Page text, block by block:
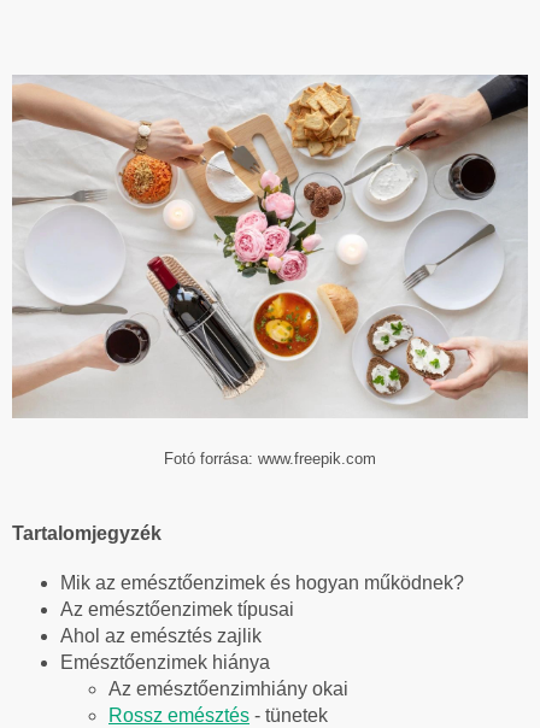
Fotó forrása: www.freepik.com
Tartalomjegyzék
Mik az emésztőenzimek és hogyan működnek?
Az emésztőenzimek típusai
Ahol az emésztés zajlik
Emésztőenzimek hiánya
Az emésztőenzimhiány okai
Rossz emésztés - tünetek